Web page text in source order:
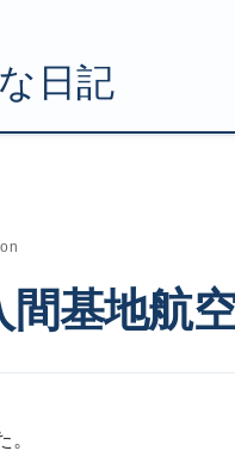
基地航